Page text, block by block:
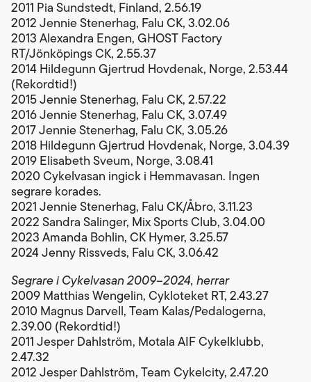
2011 Pia Sundstedt, Finland, 2.56.19
2012 Jennie Stenerhag, Falu CK, 3.02.06
2013 Alexandra Engen, GHOST Factory
RT/Jönköpings CK, 2.55.37
2014 Hildegunn Gjertrud Hovdenak, Norge, 2.53.44
(Rekordtid!)
2015 Jennie Stenerhag, Falu CK, 2.57.22
2016 Jennie Stenerhag, Falu CK, 3.07.49
2017 Jennie Stenerhag, Falu CK, 3.05.26
2018 Hildegunn Gjertrud Hovdenak, Norge, 3.04.39
2019 Elisabeth Sveum, Norge, 3.08.41
2020 Cykelvasan ingick i Hemmavasan. Ingen
segrare korades.
2021 Jennie Stenerhag, Falu CK/Åbro, 3.11.23
2022 Sandra Salinger, Mix Sports Club, 3.04.00
2023 Amanda Bohlin, CK Hymer, 3.25.57
2024 Jenny Rissveds, Falu CK, 3.06.42
Segrare i Cykelvasan 2009–2024, herrar
2009 Matthias Wengelin, Cykloteket RT, 2.43.27
2010 Magnus Darvell, Team Kalas/Pedalogerna,
2.39.00 (Rekordtid!)
2011 Jesper Dahlström, Motala AIF Cykelklubb,
2.47.32
2012 Jesper Dahlström, Team Cykelcity, 2.47.20